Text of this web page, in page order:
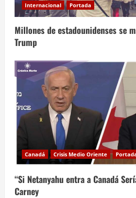
Internacional Portada
Millones de estadounidenses se
Trump
Canadá Crisis Medio Oriente
“Si Netanyahu entra a Canadá
Carney